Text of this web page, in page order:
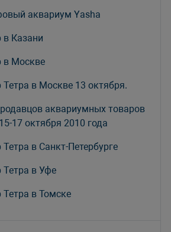
аквариум Yasha
в Казани
в Москве
в Москве 13 октября.
аквариумных товаров
17 октября 2010 года
в Санкт-Петербурге
Тетра в Уфе
в Томске